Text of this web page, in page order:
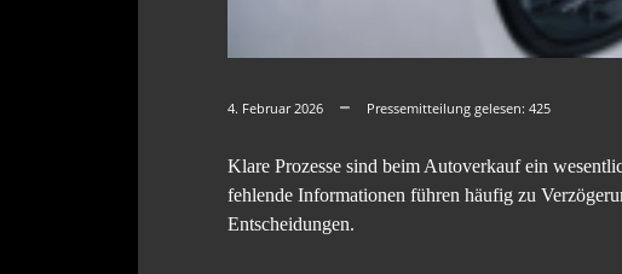
4. Februar 2026 Pressemitteilung gelesen: 425
Klare Prozesse sind beim Autoverkauf ein
fehlende Informationen führen häufig zu
Entscheidungen.